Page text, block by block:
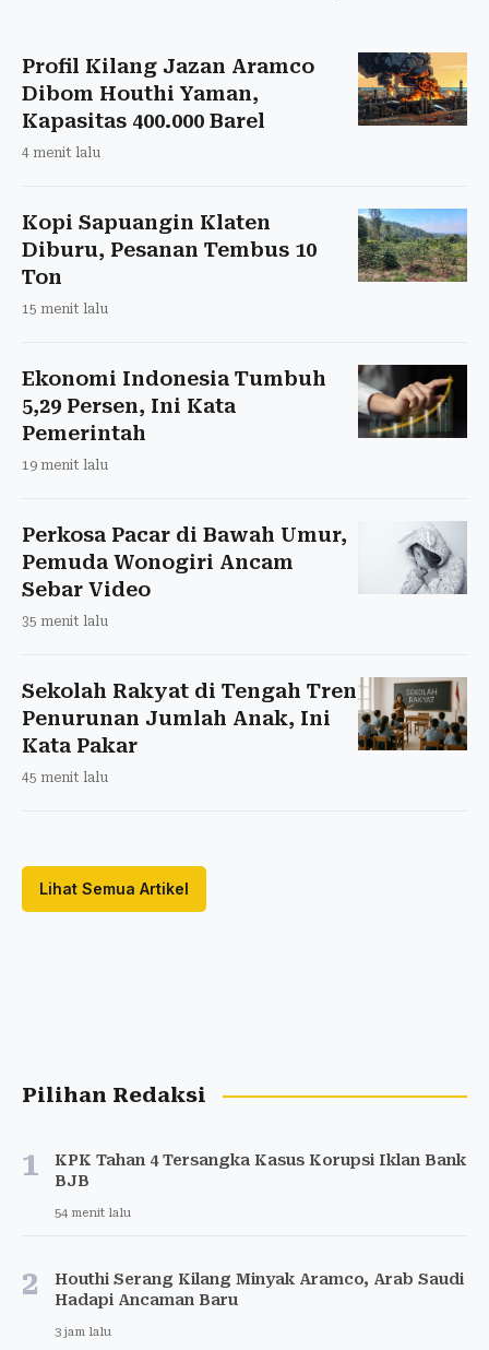
Profil Kilang Jazan Aramco
Dibom Houthi Yaman,
Kapasitas 400.000 Barel
4 menit lalu
Kopi Sapuangin Klaten
Diburu, Pesanan Tembus 10
Ton
15 menit lalu
Ekonomi Indonesia Tumbuh
5,29 Persen, Ini Kata
Pemerintah
19 menit lalu
Perkosa Pacar di Bawah Umur,
Pemuda Wonogiri Ancam
Sebar Video
35 menit lalu
Sekolah Rakyat di Tengah Tren
Penurunan Jumlah Anak, Ini
Kata Pakar
45 menit lalu
Lihat Semua Artikel
Pilihan Redaksi
1
KPK Tahan 4 Tersangka Kasus Korupsi Iklan Bank
BJB
54 menit lalu
2
Houthi Serang Kilang Minyak Aramco, Arab Saudi
Hadapi Ancaman Baru
3 jam lalu